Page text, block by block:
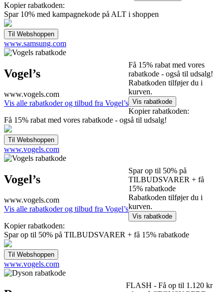
Kopier rabatkoden:
Spar 10% med kampagnekode på ALT i shoppen
www.samsung.com
Vogel’s
www.vogels.com
Vis alle rabatkoder og tilbud fra Vogel’s
Få 15% rabat med vores
rabatkode - også til udsalg!
Rabatkoden tilføjer du i
kurven.
Kopier rabatkoden:
Få 15% rabat med vores rabatkode - også til udsalg!
www.vogels.com
Vogel’s
www.vogels.com
Vis alle rabatkoder og tilbud fra Vogel’s
Spar op til 50% på
TILBUDSVARER + få
15% rabatkode
Rabatkoden tilføjer du i
kurven.
Kopier rabatkoden:
Spar op til 50% på TILBUDSVARER + få 15% rabatkode
www.vogels.com
FLASH - Få op til 1.120 kr